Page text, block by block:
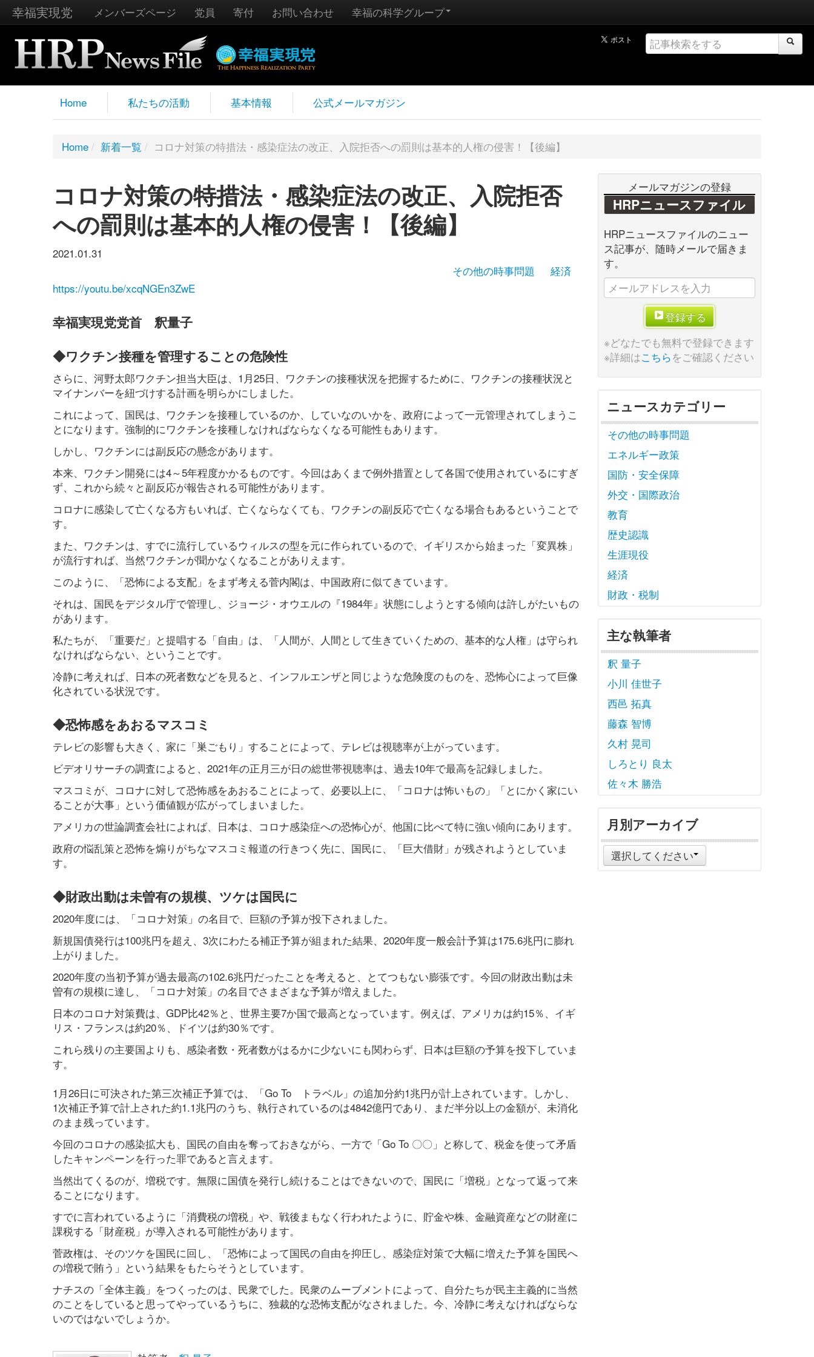
幸福実現党 メンバーズページ 党員 寄付 お問い合わせ 幸福の科学グループ
Home 私たちの活動 基本情報 公式メールマガジン
Home / 新着一覧 / コロナ対策の特措法・感染症法の改正、入院拒否への罰則は基本的人権の侵害！【後編】
コロナ対策の特措法・感染症法の改正、入院拒否
への罰則は基本的人権の侵害！【後編】
2021.01.31
その他の時事問題
経済
https://youtu.be/xcqNGEn3ZwE
幸福実現党党首 釈量子
◆ワクチン接種を管理することの危険性
さらに、河野太郎ワクチン担当大臣は、1月25日、ワクチンの接種状況を把握するために、ワクチンの接種状況と
マイナンバーを紐づけする計画を明らかにしました。
これによって、国民は、ワクチンを接種しているのか、していなのいかを、政府によって一元管理されてしまうこ
とになります。強制的にワクチンを接種しなければならなくなる可能性もあります。
しかし、ワクチンには副反応の懸念があります。
本来、ワクチン開発には4～5年程度かかるものです。今回はあくまで例外措置として各国で使用されているにすぎ
ず、これから続々と副反応が報告される可能性があります。
コロナに感染して亡くなる方もいれば、亡くならなくても、ワクチンの副反応で亡くなる場合もあるということで
す。
また、ワクチンは、すでに流行しているウィルスの型を元に作られているので、イギリスから始まった「変異株」
が流行すれば、当然ワクチンが聞かなくなることがありえます。
このように、「恐怖による支配」をまず考える菅内閣は、中国政府に似てきています。
それは、国民をデジタル庁で管理し、ジョージ・オウエルの『1984年』状態にしようとする傾向は許しがたいもの
があります。
私たちが、「重要だ」と提唱する「自由」は、「人間が、人間として生きていくための、基本的な人権」は守られ
なければならない、ということです。
冷静に考えれば、日本の死者数などを見ると、インフルエンザと同じような危険度のものを、恐怖心によって巨像
化されている状況です。
◆恐怖感をあおるマスコミ
テレビの影響も大きく、家に「巣ごもり」することによって、テレビは視聴率が上がっています。
ビデオリサーチの調査によると、2021年の正月三が日の総世帯視聴率は、過去10年で最高を記録しました。
マスコミが、コロナに対して恐怖感をあおることによって、必要以上に、「コロナは怖いもの」「とにかく家にい
ることが大事」という価値観が広がってしまいました。
アメリカの世論調査会社によれば、日本は、コロナ感染症への恐怖心が、他国に比べて特に強い傾向にあります。
政府の悩乱策と恐怖を煽りがちなマスコミ報道の行きつく先に、国民に、「巨大借財」が残されようとしていま
す。
◆財政出動は未曽有の規模、ツケは国民に
2020年度には、「コロナ対策」の名目で、巨額の予算が投下されました。
新規国債発行は100兆円を超え、3次にわたる補正予算が組まれた結果、2020年度一般会計予算は175.6兆円に膨れ
上がりました。
2020年度の当初予算が過去最高の102.6兆円だったことを考えると、とてつもない膨張です。今回の財政出動は未
曽有の規模に達し、「コロナ対策」の名目でさまざまな予算が増えました。
日本のコロナ対策費は、GDP比42％と、世界主要7か国で最高となっています。例えば、アメリカは約15％、イギ
リス・フランスは約20％、ドイツは約30％です。
これら残りの主要国よりも、感染者数・死者数がはるかに少ないにも関わらず、日本は巨額の予算を投下していま
す。
1月26日に可決された第三次補正予算では、「Go To トラベル」の追加分約1兆円が計上されています。しかし、
1次補正予算で計上された約1.1兆円のうち、執行されているのは4842億円であり、まだ半分以上の金額が、未消化
のまま残っています。
今回のコロナの感染拡大も、国民の自由を奪っておきながら、一方で「Go To 〇〇」と称して、税金を使って矛盾
したキャンペーンを行った罪であると言えます。
当然出てくるのが、増税です。無限に国債を発行し続けることはできないので、国民に「増税」となって返って来
ることになります。
すでに言われているように「消費税の増税」や、戦後まもなく行われたように、貯金や株、金融資産などの財産に
課税する「財産税」が導入される可能性があります。
菅政権は、そのツケを国民に回し、「恐怖によって国民の自由を抑圧し、感染症対策で大幅に増えた予算を国民へ
の増税で賄う」という結果をもたらそうとしています。
ナチスの「全体主義」をつくったのは、民衆でした。民衆のムーブメントによって、自分たちが民主主義的に当然
のことをしていると思ってやっているうちに、独裁的な恐怖支配がなされました。今、冷静に考えなければならな
いのではないでしょうか。
メールマガジンの登録
HRPニュースファイル
HRPニュースファイルのニュー
ス記事が、随時メールで届きま
す。
登録する
※どなたでも無料で登録できます
※詳細はこちらをご確認ください
ニュースカテゴリー
その他の時事問題
エネルギー政策
国防・安全保障
外交・国際政治
教育
歴史認識
生涯現役
経済
財政・税制
主な執筆者
釈 量子
小川 佳世子
西邑 拓真
藤森 智博
久村 晃司
しろとり 良太
佐々木 勝浩
月別アーカイブ
選択してください